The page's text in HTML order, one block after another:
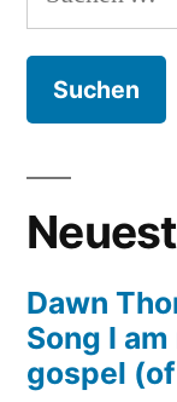
nach:
Dawn
Song I
gospel